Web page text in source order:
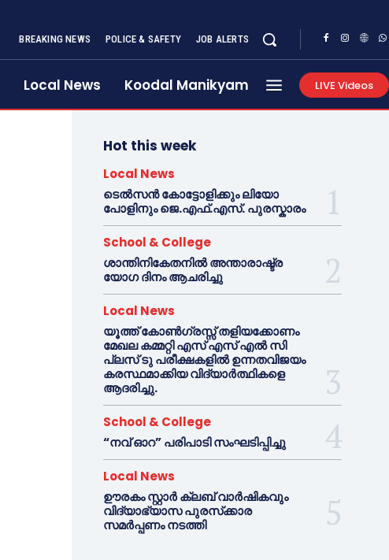
BREAKING NEWS POLICE & SAFETY JOB ALERTS
Local News Koodal Manikyam LIVE Videos
Hot this week
Local News
ടെൽസൻ കോട്ടോളിക്കും ലിയോ
പോളിനും ജെ.എഫ്.എസ്. പുരസ്കാരം
School & College
ശാന്തിനികേതനിൽ അന്താരാഷ്ട്ര
യോഗ ദിനം ആചരിച്ചു
Local News
യൂത്ത് കോൺഗ്രസ്സ് തളിയക്കോണം
മേഖല കമ്മറ്റി എസ് എസ് എൽ സി
പ്ലസ് ടു പരീക്ഷകളിൽ ഉന്നതവിജയം
കരസ്ഥമാക്കിയ വിദ്യാർത്ഥികളെ
ആദരിച്ചു.
School & College
“നവ് ഓറ” പരിപാടി സംഘടിപ്പിച്ചു
Local News
ഊരകം സ്റ്റാർ ക്ലബ് വാർഷികവും
വിദ്യാഭ്യാസ പുരസ്‌ക്കാര
സമർപ്പണം നടത്തി